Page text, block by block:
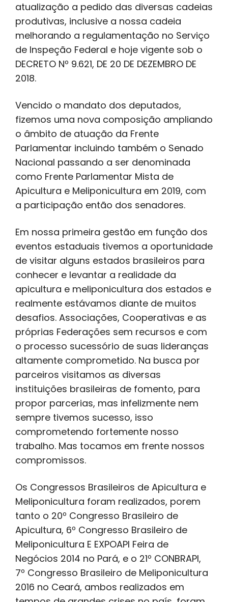
atualização a pedido das diversas cadeias
produtivas, inclusive a nossa cadeia
melhorando a regulamentação no Serviço
de Inspeção Federal e hoje vigente sob o
DECRETO Nº 9.621, DE 20 DE DEZEMBRO DE
2018.
Vencido o mandato dos deputados,
fizemos uma nova composição ampliando
o âmbito de atuação da Frente
Parlamentar incluindo também o Senado
Nacional passando a ser denominada
como Frente Parlamentar Mista de
Apicultura e Meliponicultura em 2019, com
a participação então dos senadores.
Em nossa primeira gestão em função dos
eventos estaduais tivemos a oportunidade
de visitar alguns estados brasileiros para
conhecer e levantar a realidade da
apicultura e meliponicultura dos estados e
realmente estávamos diante de muitos
desafios. Associações, Cooperativas e as
próprias Federações sem recursos e com
o processo sucessório de suas lideranças
altamente comprometido. Na busca por
parceiros visitamos as diversas
instituições brasileiras de fomento, para
propor parcerias, mas infelizmente nem
sempre tivemos sucesso, isso
comprometendo fortemente nosso
trabalho. Mas tocamos em frente nossos
compromissos.
Os Congressos Brasileiros de Apicultura e
Meliponicultura foram realizados, porem
tanto o 20º Congresso Brasileiro de
Apicultura, 6º Congresso Brasileiro de
Meliponicultura E EXPOAPI Feira de
Negócios 2014 no Pará, e o 21º CONBRAPI,
7º Congresso Brasileiro de Meliponicultura
2016 no Ceará, ambos realizados em